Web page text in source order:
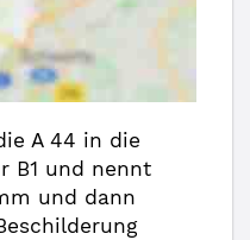
A 44 in die
B1 und nennt
und dann